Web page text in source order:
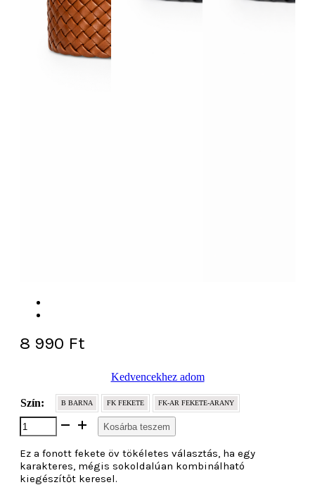
8 990 Ft
Kedvencekhez adom
Szín: B BARNA FK FEKETE FK-AR FEKETE-ARANY
Fonott
öv
mennyiség
Kosárba teszem
Ez a fonott fekete öv tökéletes választás, ha egy
karakteres, mégis sokoldalúan kombinálható
kiegészítőt keresel.